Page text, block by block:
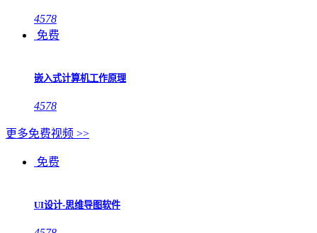
4578
免费
嵌入式计算机工作原理
4578
更多免费视频 >>
免费
UI设计-思维导图软件